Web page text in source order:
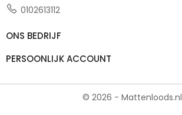
0102613112
ONS BEDRIJF
PERSOONLIJK ACCOUNT
© 2026 - Mattenloods.nl